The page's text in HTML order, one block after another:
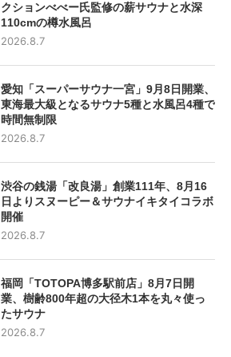
クションべべー氏監修の薪サウナと水深
110cmの樽水風呂
2026.8.7
愛知「スーパーサウナ一宮」9月8日開業、
東海最大級となるサウナ5種と水風呂4種で
時間無制限
2026.8.7
渋谷の銭湯「改良湯」創業111年、8月16
日よりスヌーピー＆サウナイキタイコラボ
開催
2026.8.7
福岡「TOTOPA博多駅前店」8月7日開
業、樹齢800年超の大径木1本を丸々使っ
たサウナ
2026.8.7